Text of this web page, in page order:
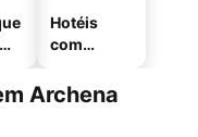
Hotéis
com
mento
Archena